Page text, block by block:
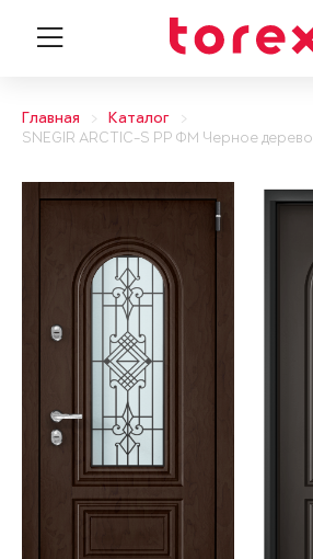
Главная
Каталог
SNEGIR ARCTIC-S PP ФМ Черное дерево